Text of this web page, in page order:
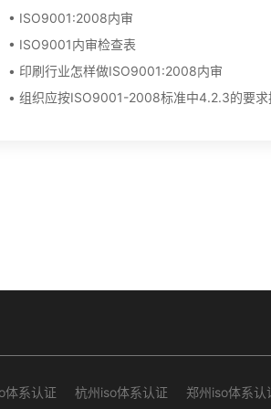
• ISO9001:2008内审
• ISO9001内审检查表
• 印刷行业怎样做ISO9001:2008内审
体系认证 杭州iso体系认证 郑州iso体系认